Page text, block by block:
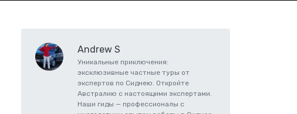
Andrew S
Уникальные приключения:
эксклюзивные частные туры от
экспертов по Сиднею. Откройте
Австралию с настоящими экспертами.
Наши гиды — профессионалы с